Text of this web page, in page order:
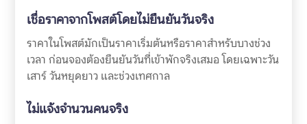
เชื่อราคาจากโพสต์โดยไม่ยืนยันวันจริง
ราคาในโพสต์มักเป็นราคาเริ่มต้นหรือราคาสำหรับบางช่วง
เวลา ก่อนจองต้องยืนยันวันที่เข้าพักจริงเสมอ โดยเฉพาะวัน
เสาร์ วันหยุดยาว และช่วงเทศกาล
ไม่แจ้งจำนวนคนจริง